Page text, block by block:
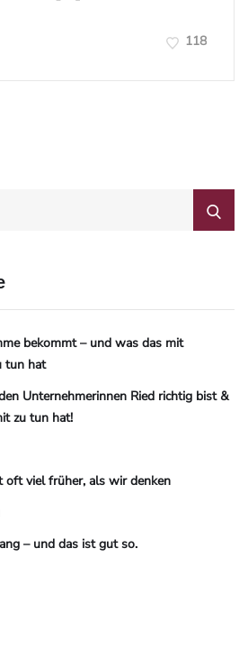
118
bekommt – und was das mit
tun hat
Unternehmerinnen Ried richtig bist &
zu tun hat!
oft viel früher, als wir denken
– und das ist gut so.